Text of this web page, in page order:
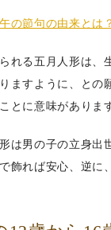
の節句の由来とは
れる五月人形は、
ますように、との
とに意味がありま
は男の子の立身出
飾れば安心、逆に